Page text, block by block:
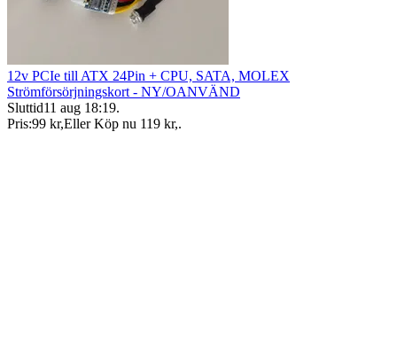
12v PCIe till ATX 24Pin + CPU, SATA, MOLEX
Strömförsörjningskort - NY/OANVÄND
Sluttid11 aug 18:19.
Pris:99 kr,Eller Köp nu 119 kr,.